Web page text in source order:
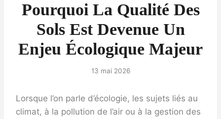
Pourquoi La Qualité Des
Sols Est Devenue Un
Enjeu Écologique Majeur
13 mai 2026
Lorsque l’on parle d’écologie, les sujets liés au
climat, à la pollution de l’air ou à la gestion des